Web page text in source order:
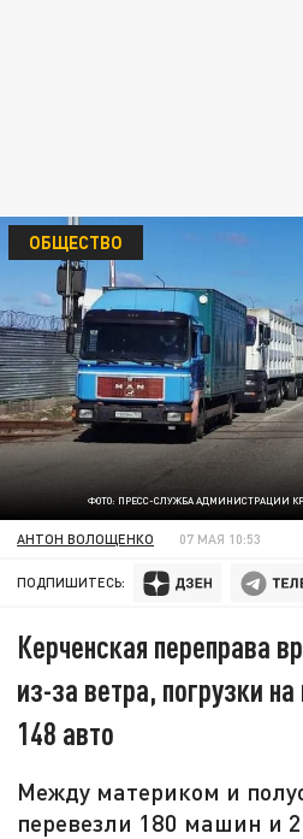
ФОТО: ПРЕСС-СЛУЖБА АДМИНИСТРАЦИИ
ОБЩЕСТВО
АНТОН ВОЛОЩЕНКО 07 МАЯ 10:53
ПОДПИШИТЕСЬ:
Керченская переправа
из-за ветра, погрузки
148 авто
Между материком и
перевезли 180 машин и